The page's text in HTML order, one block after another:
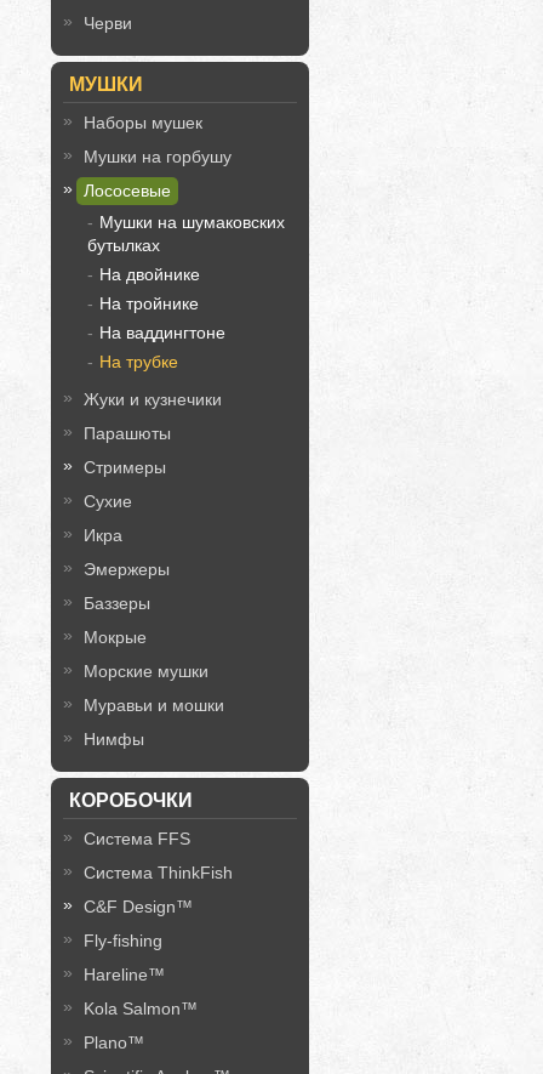
Черви
МУШКИ
Наборы мушек
Мушки на горбушу
Лососевые
Мушки на шумаковских
бутылках
На двойнике
На тройнике
На ваддингтоне
На трубке
Жуки и кузнечики
Парашюты
Стримеры
Сухие
Икра
Эмержеры
Баззеры
Мокрые
Морские мушки
Муравьи и мошки
Нимфы
КОРОБОЧКИ
Система FFS
Система ThinkFish
C&F Design™
Fly-fishing
Hareline™
Kola Salmon™
Plano™